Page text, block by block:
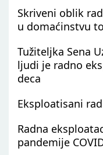
Skriveni oblik
u domaćinstvu
Tužiteljka Sena
ljudi je radno
deca
Eksploatisani
Radna
pandemije